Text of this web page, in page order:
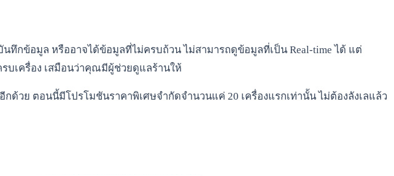
ทึกข้อมูล หรืออาจได้ข้อมูลที่ไม่ครบถ้วน ไม่สามารถดูข้อมูลที่เป็น Real-time ได้ แต่
บเครื่อง เสมือนว่าคุณมีผู้ช่วยดูแลร้านให้
วย ตอนนี้มีโปรโมชันราคาพิเศษจำกัดจำนวนแค่ 20 เครื่องแรกเท่านั้น ไม่ต้องลังเลแล้ว